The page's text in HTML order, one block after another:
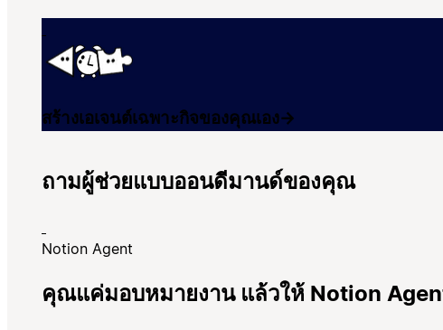
สร้างเอเจนต์เฉพาะกิจของคุณเอง→
ถามผู้ช่วยแบบออนดีมานด์ของคุณ
Notion Agent
คุณแค่มอบหมายงาน แล้วให้ Notion